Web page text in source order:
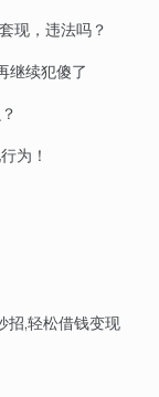
现，违法吗？
继续犯傻了
为！
招,轻松借钱变现